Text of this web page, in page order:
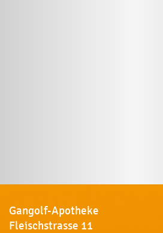
Gangolf-Apotheke
Fleischstrasse 11